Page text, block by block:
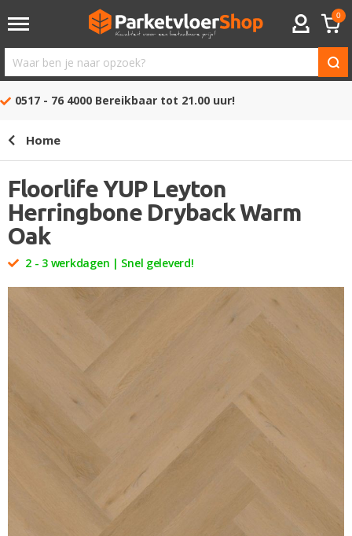
ACCOUNT
0
Waar
ben
opzoek?
0517 - 76 4000 Bereikbaar tot 21.00 uur!
Home
Floorlife YUP Leyton
Herringbone Dryback Warm
Oak
2 - 3 werkdagen | Snel geleverd!